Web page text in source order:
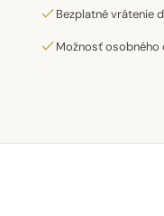
Bezplatné vrátenie
Možnosť osobného